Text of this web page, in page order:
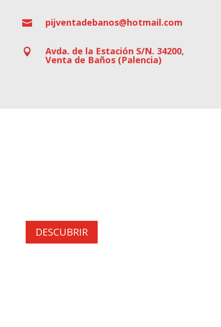
 pijventadebanos@hotmail.com
 Avda. de la Estación S/N. 34200,
Venta de Baños (Palencia)
DESCUBRIR